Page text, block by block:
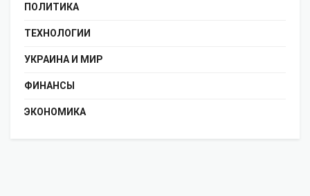
ПОЛИТИКА
ТЕХНОЛОГИИ
УКРАИНА И МИР
ФИНАНСЫ
ЭКОНОМИКА